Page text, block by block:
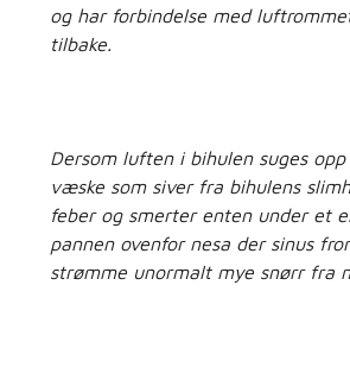
og har forbindelse med
tilbake.
Dersom luften i bihulen suges
væske som siver fra bihulens
feber og smerter enten under et
pannen ovenfor nesa der sinus
strømme unormalt mye snørr fra